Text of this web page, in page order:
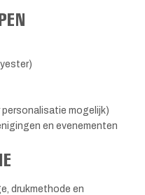
mogelijk)
en evenementen
drukmethode en